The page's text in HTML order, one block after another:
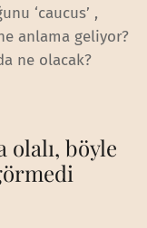
‘caucus’ ,
anlama geliyor?
ne olacak?
olalı, böyle